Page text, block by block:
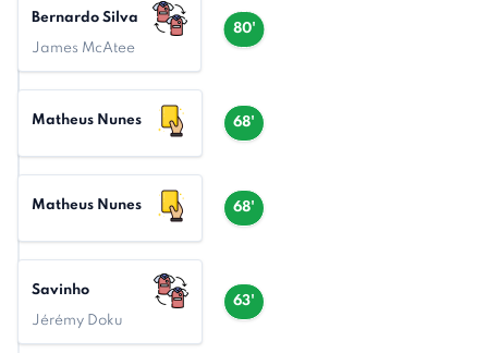
80'
Bernardo Silva
James McAtee
68'
Matheus Nunes
68'
Matheus Nunes
63'
Savinho
Jérémy Doku